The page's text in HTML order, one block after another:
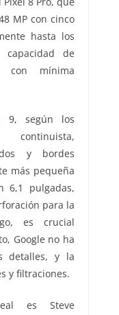
MP con cinco
hasta los
de
con mínima
9, según los
y bordes
más pequeña
6,1 pulgadas,
para la
es crucial
Google no ha
detalles, y la
y filtraciones.
es Steve